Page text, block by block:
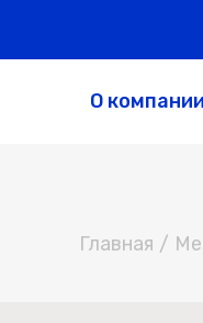
О компании
Главная /